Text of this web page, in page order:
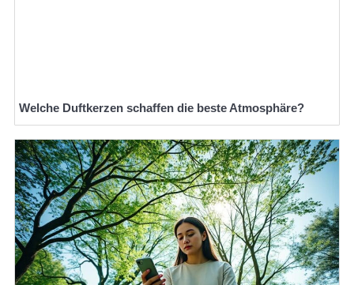
Welche Duftkerzen schaffen die beste Atmosphäre?